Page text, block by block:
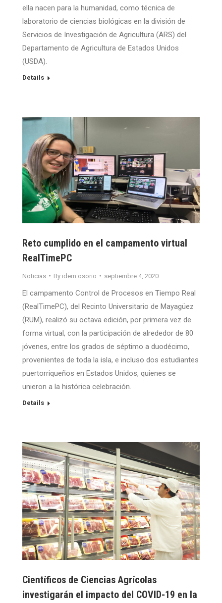
ella nacen para la humanidad, como técnica de
laboratorio de ciencias biológicas en la división de
Servicios de Investigación de Agricultura (ARS) del
Departamento de Agricultura de Estados Unidos
(USDA).
Details
Reto cumplido en el campamento virtual
RealTimePC
Noticias By idem.osorio septiembre 4, 2020
El campamento Control de Procesos en Tiempo Real
(RealTimePC), del Recinto Universitario de Mayagüez
(RUM), realizó su octava edición, por primera vez de
forma virtual, con la participación de alrededor de 80
jóvenes, entre los grados de séptimo a duodécimo,
provenientes de toda la isla, e incluso dos estudiantes
puertorriqueños en Estados Unidos, quienes se
unieron a la histórica celebración.
Details
Científicos de Ciencias Agrícolas
investigarán el impacto del COVID-19 en la